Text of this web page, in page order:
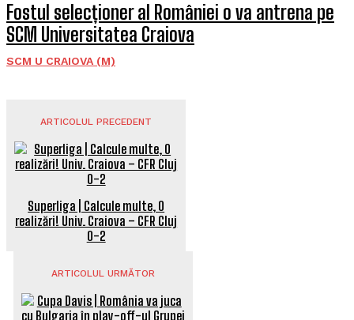
Fostul selecționer al României o va antrena pe
SCM Universitatea Craiova
SCM U CRAIOVA (M)
ARTICOLUL PRECEDENT
Superliga | Calcule multe, 0
realizări! Univ. Craiova – CFR Cluj
0-2
ARTICOLUL URMĂTOR